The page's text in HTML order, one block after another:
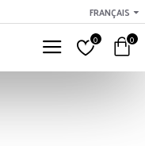
FRANÇAIS
0
0